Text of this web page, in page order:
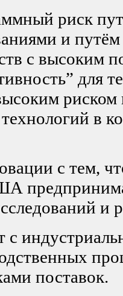
риск
и
с высоким
для
риском
в
с тем,
и
с
поставок.